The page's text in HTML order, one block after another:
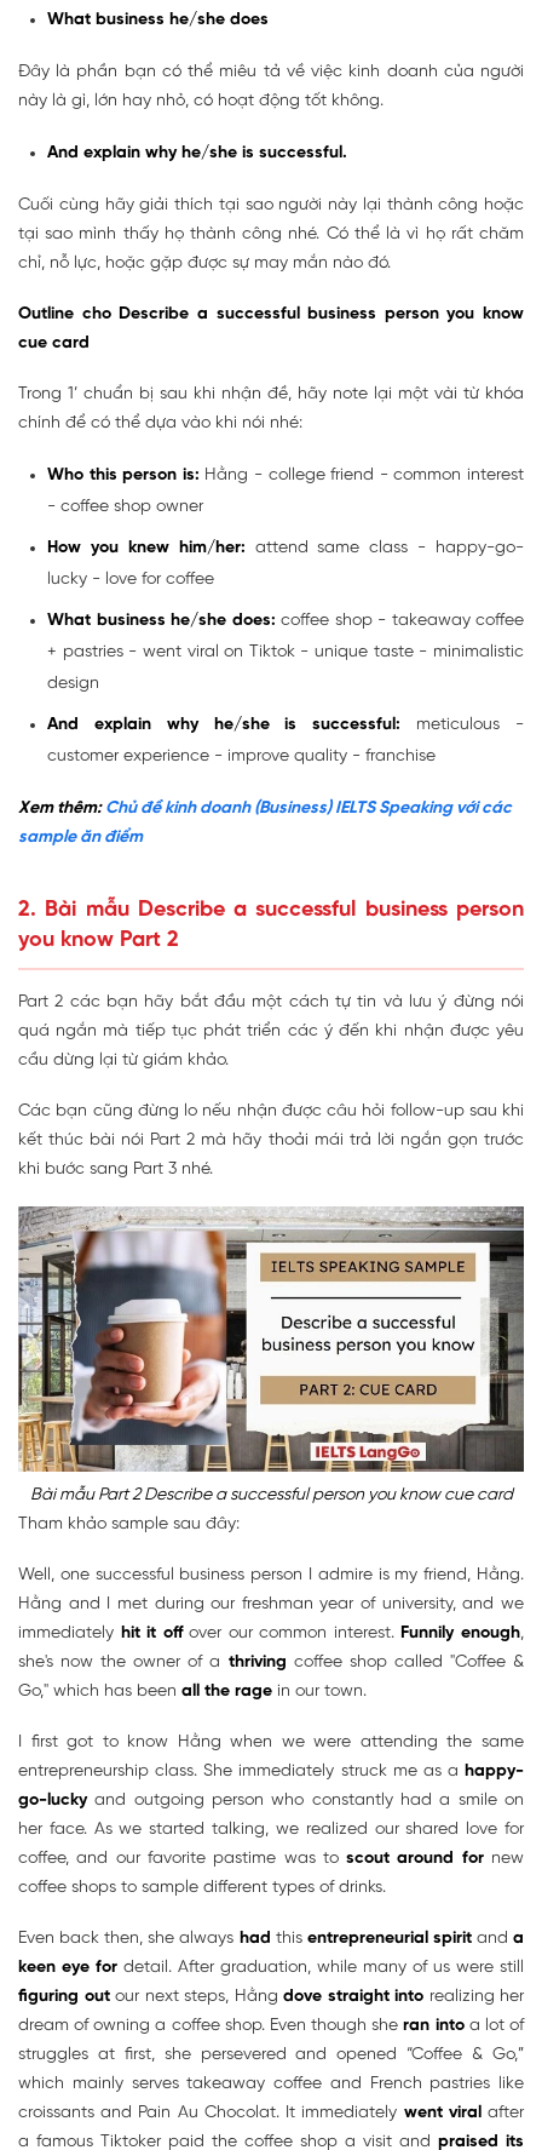
What business he/she does
Đây là phần bạn có thể miêu tả về việc kinh doanh của người
này là gì, lớn hay nhỏ, có hoạt động tốt không.
And explain why he/she is successful.
Cuối cùng hãy giải thích tại sao người này lại thành công hoặc
tại sao mình thấy họ thành công nhé. Có thể là vì họ rất chăm
chỉ, nỗ lực, hoặc gặp được sự may mắn nào đó.
Outline cho Describe a successful business person you know
cue card
Trong 1’ chuẩn bị sau khi nhận đề, hãy note lại một vài từ khóa
chính để có thể dựa vào khi nói nhé:
Who this person is: Hằng - college friend - common interest
- coffee shop owner
How you knew him/her: attend same class - happy-go-
lucky - love for coffee
What business he/she does: coffee shop - takeaway coffee
+ pastries - went viral on Tiktok - unique taste - minimalistic
design
And explain why he/she is successful: meticulous -
customer experience - improve quality - franchise
Xem thêm: Chủ đề kinh doanh (Business) IELTS Speaking với các
sample ăn điểm
2. Bài mẫu Describe a successful business person
you know Part 2
Part 2 các bạn hãy bắt đầu một cách tự tin và lưu ý đừng nói
quá ngắn mà tiếp tục phát triển các ý đến khi nhận được yêu
cầu dừng lại từ giám khảo.
Các bạn cũng đừng lo nếu nhận được câu hỏi follow-up sau khi
kết thúc bài nói Part 2 mà hãy thoải mái trả lời ngắn gọn trước
khi bước sang Part 3 nhé.
Bài mẫu Part 2 Describe a successful person you know cue card
Tham khảo sample sau đây:
Well, one successful business person I admire is my friend, Hằng.
Hằng and I met during our freshman year of university, and we
immediately hit it offover our common interest. Funnily enough,
she's now the owner of a thriving coffee shop called "Coffee &
Go," which has been all the rage in our town.
I first got to know Hằng when we were attending the same
entrepreneurship class. She immediately struck me as a happy-
go-luckyand outgoing person who constantly had a smile on
her face. As we started talking, we realized our shared love for
coffee, and our favorite pastime was toscout around for new
coffee shops to sample different types of drinks.
Even back then, she always had this entrepreneurial spirit and a
keen eye for detail. After graduation, while many of us were still
figuring out our next steps, Hằng dove straight into realizing her
dream of owning a coffee shop. Even though sheran intoa lot of
struggles at first, she persevered and opened “Coffee & Go,”
which mainly serves takeaway coffee and French pastries like
croissants and Pain Au Chocolat. It immediately went viral after
a famous Tiktoker paid the coffee shop a visit and praised its